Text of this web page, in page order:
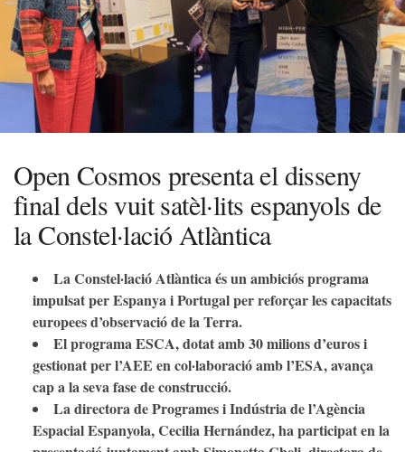
Open Cosmos presenta el disseny
final dels vuit satèl·lits espanyols de
la Constel·lació Atlàntica
La Constel·lació Atlàntica és un ambiciós programa
impulsat per Espanya i Portugal per reforçar les capacitats
europees d’observació de la Terra.
El programa ESCA, dotat amb 30 milions d’euros i
gestionat per l’AEE en col·laboració amb l’ESA, avança
cap a la seva fase de construcció.
La directora de Programes i Indústria de l’Agència
Espacial Espanyola, Cecilia Hernández, ha participat en la